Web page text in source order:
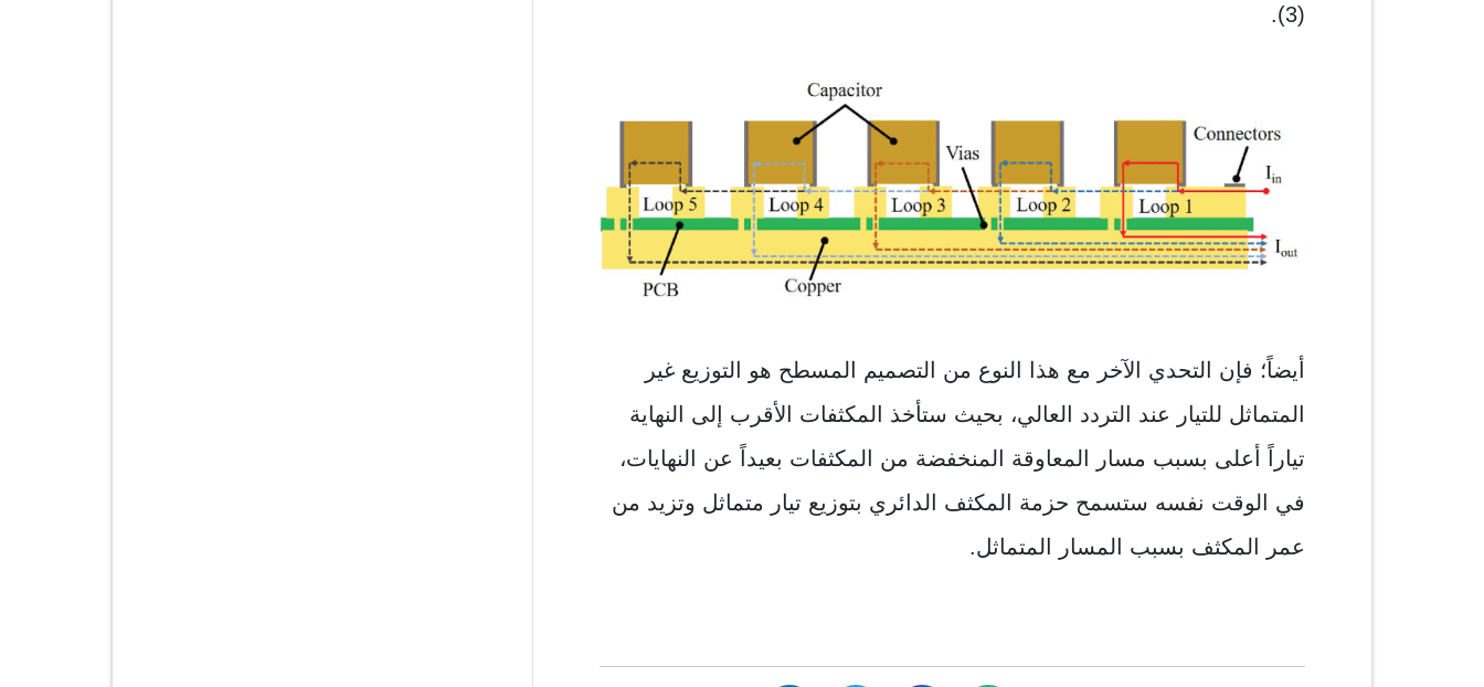
(3).
أيضاً؛ فإن التحدي الآخر مع هذا النوع من التصميم المسطح هو التوزيع غير
المتماثل للتيار عند التردد العالي، بحيث ستأخذ المكثفات الأقرب إلى النهاية
تياراً أعلى بسبب مسار المعاوقة المنخفضة من المكثفات بعيداً عن النهايات،
في الوقت نفسه ستسمح حزمة المكثف الدائري بتوزيع تيار متماثل وتزيد من
عمر المكثف بسبب المسار المتماثل.